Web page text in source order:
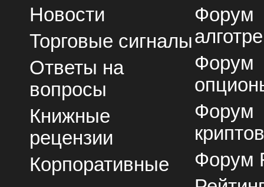
Новости
Торговые сигналы
Ответы на
вопросы
Книжные
рецензии
Корпоративные
Форум
Форум
Форум
Форум